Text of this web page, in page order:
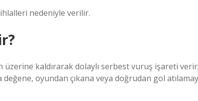
nedeniyle verilir.
üzerine kaldırarak dolaylı serbest vuruş işareti
oyundan çıkana veya doğrudan gol